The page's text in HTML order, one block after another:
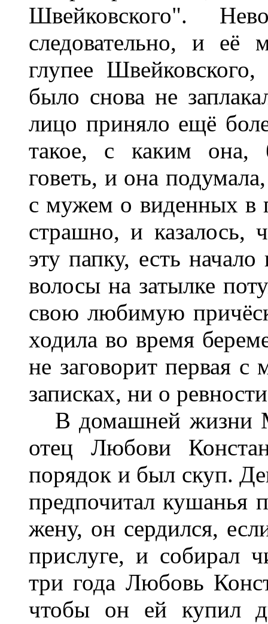
Швейковского".
следовательно, и
глупее
было снова не
лицо приняло ещё
такое, с каким она,
говеть, и она
с мужем о виденных в
страшно, и казалось,
эту папку, есть
волосы на затылке
свою любимую
ходила во время
не заговорит первая
записках, ни о
В домашней жизни
отец Любови
порядок и был скуп.
предпочитал
жену, он сердился,
прислуге, и собирал
три года Любовь
чтобы он ей купил